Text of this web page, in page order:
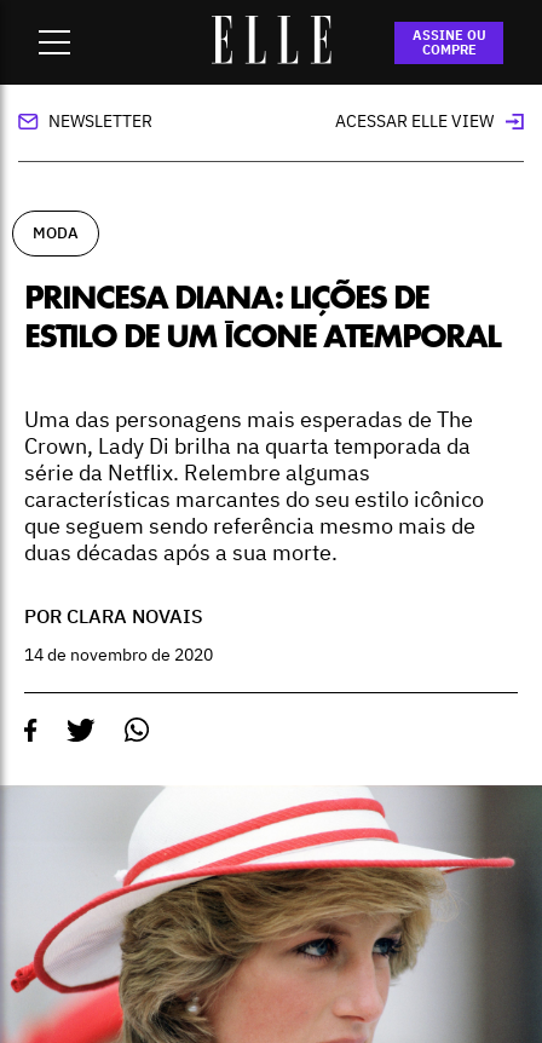
ASSINE OU
COMPRE
Princesa Diana: lições de estilo de um ícone
atemporal
NEWSLETTER ACESSAR ELLE VIEW
MODA
PRINCESA DIANA: LIÇÕES DE
ESTILO DE UM ÍCONE ATEMPORAL
Uma das personagens mais esperadas de The
Crown, Lady Di brilha na quarta temporada da
série da Netflix. Relembre algumas
características marcantes do seu estilo icônico
que seguem sendo referência mesmo mais de
duas décadas após a sua morte.
POR CLARA NOVAIS
14 de novembro de 2020